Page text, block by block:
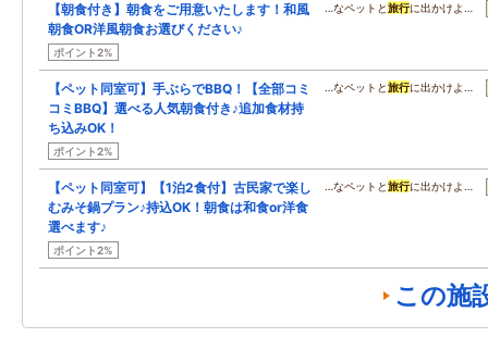
【朝食付き】朝食をご用意いたします！和風
朝食OR洋風朝食お選びください♪
ポイント2%
…なペットと旅行に出かけよ…
【ペット同室可】手ぶらでBBQ！【全部コミ
コミBBQ】選べる人気朝食付き♪追加食材持
ち込みOK！
ポイント2%
…なペットと旅行に出かけよ…
【ペット同室可】【1泊2食付】古民家で楽し
むみそ鍋プラン♪持込OK！朝食は和食or洋食
選べます♪
ポイント2%
…なペットと旅行に出かけよ…
この施